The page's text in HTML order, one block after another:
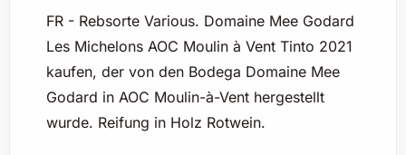
FR - Rebsorte Various. Domaine Mee Godard
Les Michelons AOC Moulin à Vent Tinto 2021
kaufen, der von den Bodega Domaine Mee
Godard in AOC Moulin-à-Vent hergestellt
wurde. Reifung in Holz Rotwein.